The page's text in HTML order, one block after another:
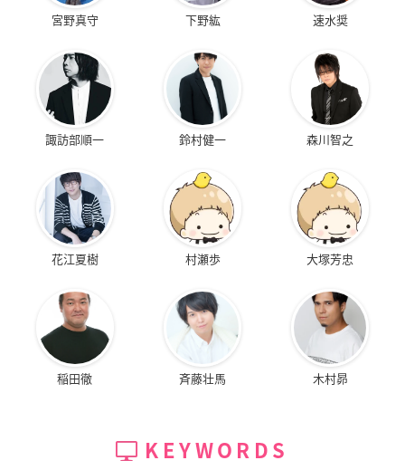
宮野真守 下野紘 速水奨
諏訪部順一 鈴村健一 森川智之
花江夏樹 村瀬歩 大塚芳忠
稲田徹 斉藤壮馬 木村昴
KEYWORDS